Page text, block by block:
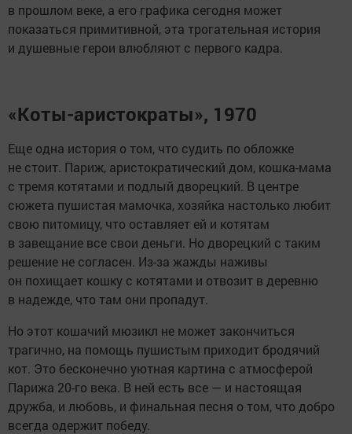
в прошлом веке, а его графика сегодня может
показаться примитивной, эта трогательная история
и душевные герои влюбляют с первого кадра.
«Коты-аристократы», 1970
Еще одна история о том, что судить по обложке
не стоит. Париж, аристократический дом, кошка-мама
с тремя котятами и подлый дворецкий. В центре
сюжета пушистая мамочка, хозяйка настолько любит
свою питомицу, что оставляет ей и котятам
в завещание все свои деньги. Но дворецкий с таким
решение не согласен. Из-за жажды наживы
он похищает кошку с котятами и отвозит в деревню
в надежде, что там они пропадут.
Но этот кошачий мюзикл не может закончиться
трагично, на помощь пушистым приходит бродячий
кот. Это бесконечно уютная картина с атмосферой
Парижа 20-го века. В ней есть все — и настоящая
дружба, и любовь, и финальная песня о том, что добро
всегда одержит победу.